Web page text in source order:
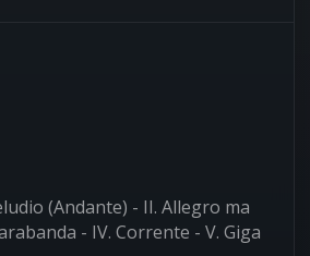
(Andante) - II. Allegro ma
- IV. Corrente - V. Giga